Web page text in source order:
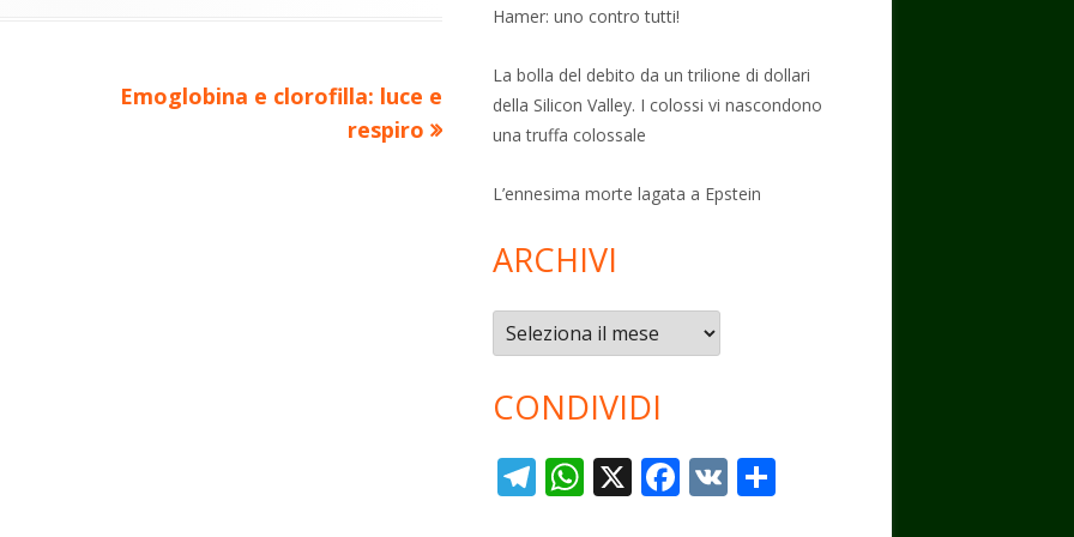
Nuovo
Emoglobina e clorofilla: luce e
respiro
Hamer: uno contro tutti!
La bolla del debito da un trilione di dollari
della Silicon Valley. I colossi vi nascondono
una truffa colossale
L’ennesima morte lagata a Epstein
ARCHIVI
Archivi
CONDIVIDI
T W X F V